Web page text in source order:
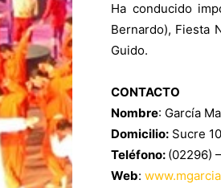
Ha conducido
Bernardo), Fiesta
Guido.
CONTACTO
Nombre: García
Domicilio: Sucre
Teléfono: (02296)
Web: